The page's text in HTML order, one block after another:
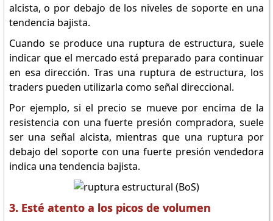
alcista, o por debajo de los niveles de soporte en una
tendencia bajista.
Cuando se produce una ruptura de estructura, suele
indicar que el mercado está preparado para continuar
en esa dirección. Tras una ruptura de estructura, los
traders pueden utilizarla como señal direccional.
Por ejemplo, si el precio se mueve por encima de la
resistencia con una fuerte presión compradora, suele
ser una señal alcista, mientras que una ruptura por
debajo del soporte con una fuerte presión vendedora
indica una tendencia bajista.
3. Esté atento a los picos de volumen